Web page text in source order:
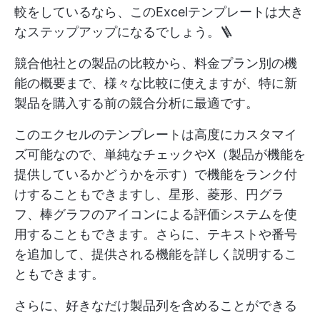
較をしているなら、このExcelテンプレートは大き
なステップアップになるでしょう。🪜
競合他社との製品の比較から、料金プラン別の機
能の概要まで、様々な比較に使えますが、特に新
製品を購入する前の競合分析に最適です。
このエクセルのテンプレートは高度にカスタマイ
ズ可能なので、単純なチェックやX（製品が機能を
提供しているかどうかを示す）で機能をランク付
けすることもできますし、星形、菱形、円グラ
フ、棒グラフのアイコンによる評価システムを使
用することもできます。さらに、テキストや番号
を追加して、提供される機能を詳しく説明するこ
ともできます。
さらに、好きなだけ製品列を含めることができる